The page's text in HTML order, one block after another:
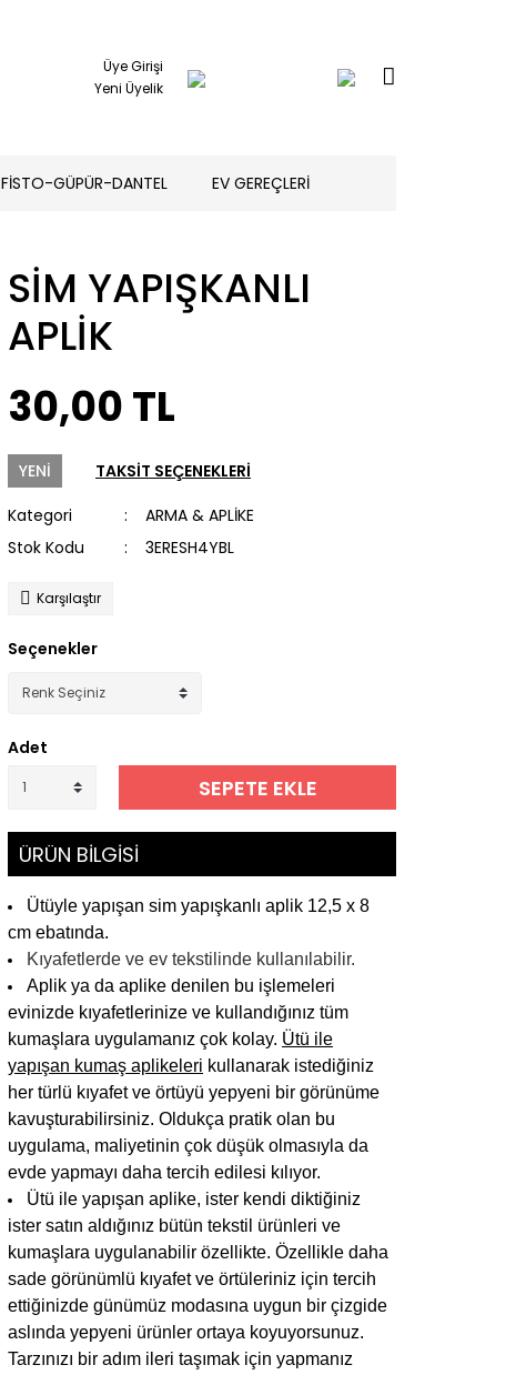
Üye Girişi
Yeni Üyelik
FİSTO-GÜPÜR-DANTEL EV GEREÇLERİ
SİM YAPIŞKANLI
APLİK
30,00 TL
YENİ TAKSİT SEÇENEKLERİ
Kategori
ARMA & APLİKE
Stok Kodu
3ERESH4YBL
Karşılaştır
Seçenekler
Adet
SEPETE EKLE
ÜRÜN BİLGİSİ
Ütüyle yapışan sim yapışkanlı aplik 12,5 x 8
cm ebatında.
Kıyafetlerde ve ev tekstilinde kullanılabilir.
Aplik ya da aplike denilen bu işlemeleri
evinizde kıyafetlerinize ve kullandığınız tüm
kumaşlara uygulamanız çok kolay. Ütü ile
yapışan kumaş aplikeleri kullanarak istediğiniz
her türlü kıyafet ve örtüyü yepyeni bir görünüme
kavuşturabilirsiniz. Oldukça pratik olan bu
uygulama, maliyetinin çok düşük olmasıyla da
evde yapmayı daha tercih edilesi kılıyor.
Ütü ile yapışan aplike, ister kendi diktiğiniz
ister satın aldığınız bütün tekstil ürünleri ve
kumaşlara uygulanabilir özellikte. Özellikle daha
sade görünümlü kıyafet ve örtüleriniz için tercih
ettiğinizde günümüz modasına uygun bir çizgide
aslında yepyeni ürünler ortaya koyuyorsunuz.
Tarzınızı bir adım ileri taşımak için yapmanız